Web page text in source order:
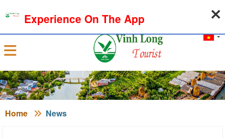
Sign in
Home News
Experience On The App